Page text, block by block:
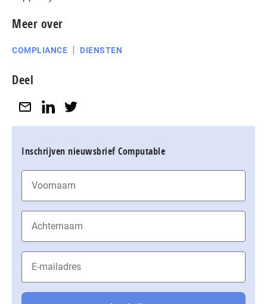
Meer over
COMPLIANCE DIENSTEN
Deel
Inschrijven nieuwsbrief Computable